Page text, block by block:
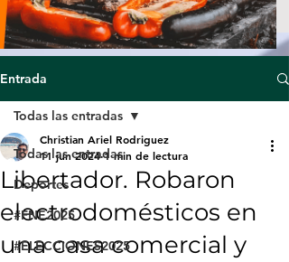
Entrada
Todas las entradas
Deportes
#FNE2025
#ELECCIONES2025
Todas las entradas
Libertador. Robaron
electrodomésticos en
una casa comercial y
Christian Ariel Rodriguez
11 jun 2024 1 min de lectura